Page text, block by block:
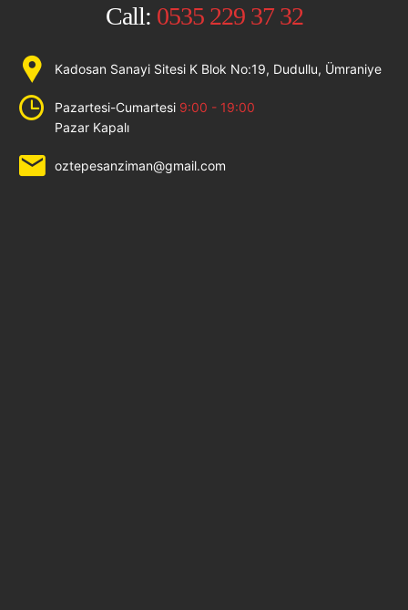
Call: 0535 229 37 32
Kadosan Sanayi Sitesi K Blok No:19, Dudullu, Ümraniye
Pazartesi-Cumartesi 9:00 - 19:00
Pazar Kapalı
oztepesanziman@gmail.com